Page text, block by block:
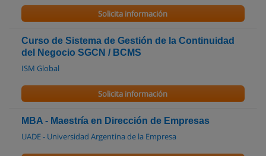
Solicita información
Curso de Sistema de Gestión de la Continuidad
del Negocio SGCN / BCMS
ISM Global
Solicita información
MBA - Maestría en Dirección de Empresas
UADE - Universidad Argentina de la Empresa